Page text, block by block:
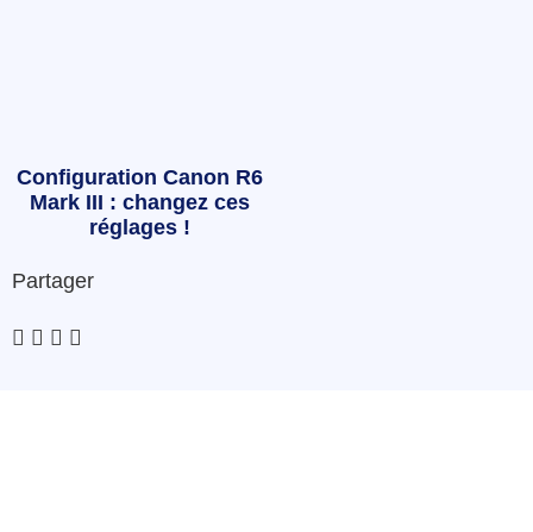
Configuration Canon R6
Mark III : changez ces
réglages !
Partager